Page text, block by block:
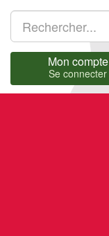
Mon compte
Se connecter